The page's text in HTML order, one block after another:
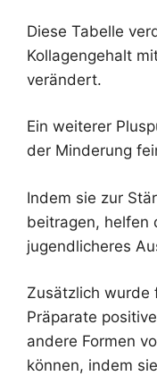
Diese Tabelle
Kollagengehalt
verändert.
Ein weiterer
der Minderung
Indem sie zur
beitragen, helfen
jugendlicheres
Zusätzlich wurde
Präparate
andere Formen
können, indem